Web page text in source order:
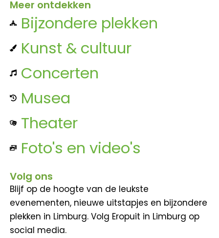
Meer ontdekken
Bijzondere plekken
Kunst & cultuur
Concerten
Musea
Theater
Foto's en video's
Volg ons
Blijf op de hoogte van de leukste
evenementen, nieuwe uitstapjes en bijzondere
plekken in Limburg. Volg Eropuit in Limburg op
social media.